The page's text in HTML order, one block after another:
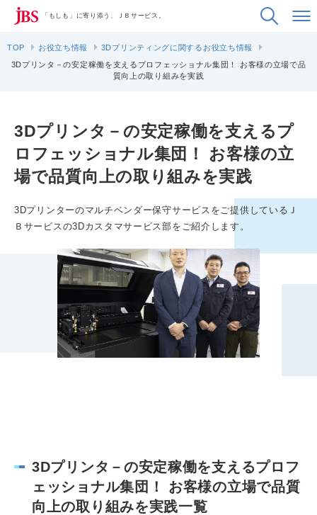
「もしも」に寄り添う、ＪＢサービス。
TOP お役立ち情報
3Dプリンティングに関するお役立ち情報
3Dプリンタ－の安定稼働を支えるプロフェッショナル集団！ お客様の立場で品
質向上の取り組みを実践
3Dプリンタ－の安定稼働を支えるプ
ロフェッショナル集団！ お客様の立
場で品質向上の取り組みを実践
3Dプリンターのマルチベンダー保守サービスをご提供しているＪ
Ｂサービスの3Dカスタマサービス部をご紹介します。
3Dプリンタ－の安定稼働を支えるプロフ
ェッショナル集団！ お客様の立場で品質
向上の取り組みを実践一覧